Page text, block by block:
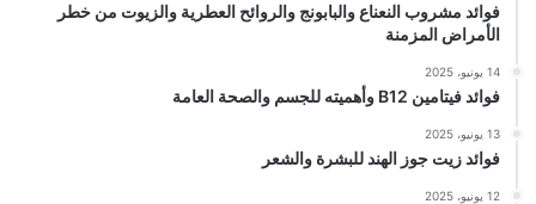
فوائد مشروب النعناع والبابونج والروائح العطرية والزيوت من خطر
الأمراض المزمنة
14 يونيو، 2025
فوائد فيتامين B12 وأهميته للجسم والصحة العامة
13 يونيو، 2025
فوائد زيت جوز الهند للبشرة والشعر
12 يونيو، 2025